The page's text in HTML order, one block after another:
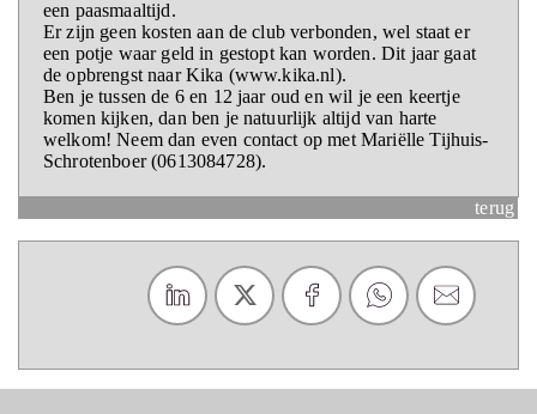
een paasmaaltijd.
Er zijn geen kosten aan de club verbonden, wel staat er
een potje waar geld in gestopt kan worden. Dit jaar gaat
de opbrengst naar Kika (www.kika.nl).
Ben je tussen de 6 en 12 jaar oud en wil je een keertje
komen kijken, dan ben je natuurlijk altijd van harte
welkom! Neem dan even contact op met Mariëlle Tijhuis-
Schrotenboer (0613084728).
terug